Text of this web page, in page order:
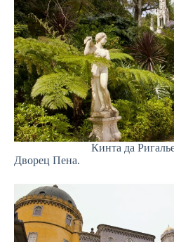
Кинта да
Дворец Пена.